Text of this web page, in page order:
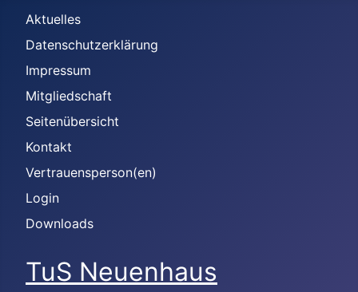
Aktuelles
Datenschutzerklärung
Impressum
Mitgliedschaft
Seitenübersicht
Kontakt
Vertrauensperson(en)
Login
Downloads
TuS Neuenhaus